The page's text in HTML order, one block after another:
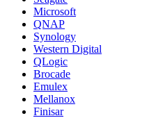
Microsoft
QNAP
Synology
Western Digital
QLogic
Brocade
Emulex
Mellanox
Finisar